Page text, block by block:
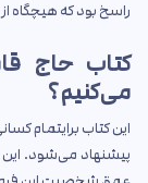
راسخ بود که هیچگاه
می‌کنیم؟
این کتاب برایتمام
پیشنهاد می‌شود. این